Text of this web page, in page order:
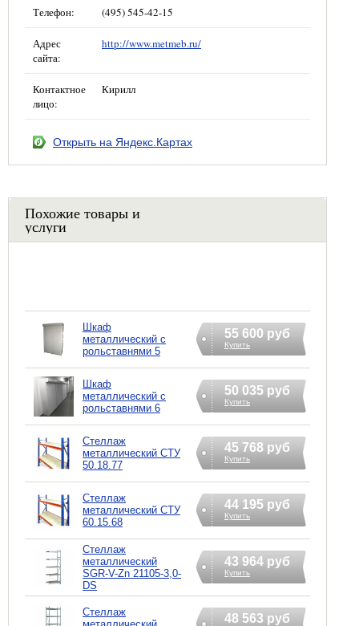
Телефон: (495) 545-42-15
Адрес
сайта:
http://www.metmeb.ru/
Контактное
лицо:
Кирилл
Открыть на Яндекс.Картах
Похожие товары и
услуги
Шкаф
металлический с
рольставнями 5
55 600 руб
Купить
Шкаф
металлический с
рольставнями 6
50 035 руб
Купить
Стеллаж
металлический СТУ
50.18.77
45 768 руб
Купить
Стеллаж
металлический СТУ
60.15.68
44 195 руб
Купить
Стеллаж
металлический
SGR-V-Zn 21105-3,0-
DS
43 964 руб
Купить
Стеллаж
металлический
48 563 руб